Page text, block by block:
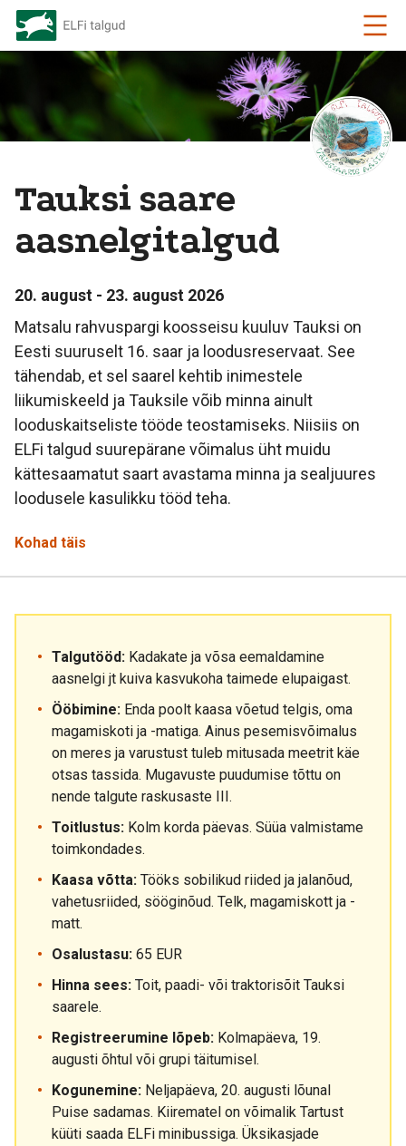
Tauksi saare
aasnelgitalgud
20. august - 23. august 2026
Matsalu rahvuspargi koosseisu kuuluv Tauksi on
Eesti suuruselt 16. saar ja loodusreservaat. See
tähendab, et sel saarel kehtib inimestele
liikumiskeeld ja Tauksile võib minna ainult
looduskaitseliste tööde teostamiseks. Niisiis on
ELFi talgud suurepärane võimalus üht muidu
kättesaamatut saart avastama minna ja sealjuures
loodusele kasulikku tööd teha.
Kohad täis
Talgutööd: Kadakate ja võsa eemaldamine
aasnelgi jt kuiva kasvukoha taimede elupaigast.
Ööbimine: Enda poolt kaasa võetud telgis, oma
magamiskoti ja -matiga. Ainus pesemisvõimalus
on meres ja varustust tuleb mitusada meetrit käe
otsas tassida. Mugavuste puudumise tõttu on
nende talgute raskusaste III.
Toitlustus: Kolm korda päevas. Süüa valmistame
toimkondades.
Kaasa võtta: Tööks sobilikud riided ja jalanõud,
vahetusriided, sööginõud. Telk, magamiskott ja -
matt.
Osalustasu: 65 EUR
Hinna sees: Toit, paadi- või traktorisõit Tauksi
saarele.
Registreerumine lõpeb: Kolmapäeva, 19.
augusti õhtul või grupi täitumisel.
Kogunemine: Neljapäeva, 20. augusti lõunal
Puise sadamas. Kiirematel on võimalik Tartust
küüti saada ELFi minibussiga. Üksikasjade